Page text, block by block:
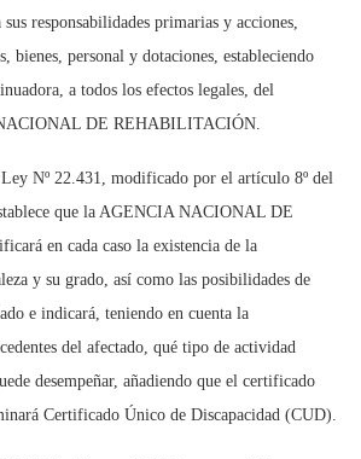
responsabilidades primarias y acciones,
bienes, personal y dotaciones, estableciendo
a todos los efectos legales, del
DE REHABILITACIÓN.
Nº 22.431, modificado por el artículo 8º del
que la AGENCIA NACIONAL DE
en cada caso la existencia de la
y su grado, así como las posibilidades de
e indicará, teniendo en cuenta la
del afectado, qué tipo de actividad
desempeñar, añadiendo que el certificado
Certificado Único de Discapacidad (CUD).